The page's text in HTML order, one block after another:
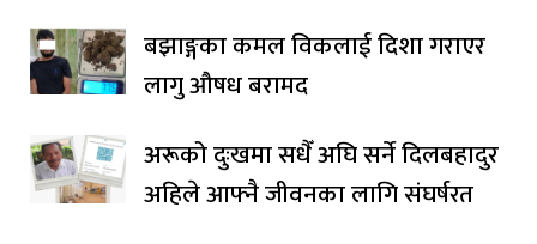
बझाङ्गका कमल विकलाई दिशा गराएर
लागु औषध बरामद
अरूको दुःखमा सधैँ अघि सर्ने दिलबहादुर
अहिले आफ्नै जीवनका लागि संघर्षरत